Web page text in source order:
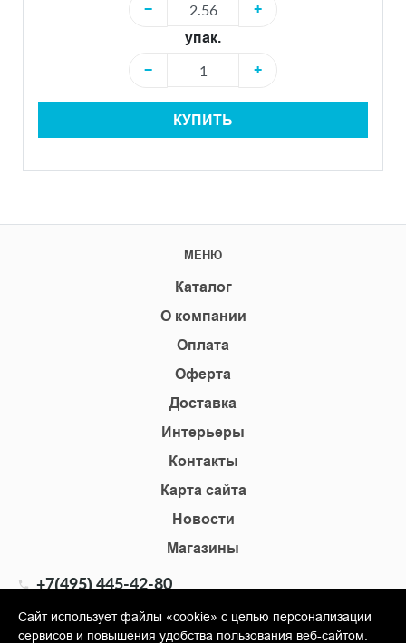
−
+
упак.
−
+
КУПИТЬ
МЕНЮ
Каталог
О компании
Оплата
Оферта
Доставка
Интерьеры
Контакты
Карта сайта
Новости
Магазины
+7(495) 445-42-80
info@shopkm.ru
Сайт использует файлы «cookie» с целью персонализации
сервисов и повышения удобства пользования веб-сайтом.